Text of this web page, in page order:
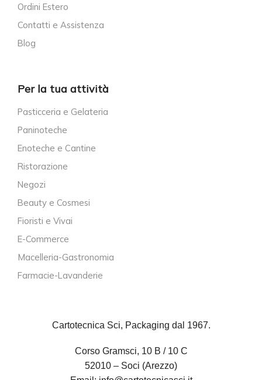
Ordini Estero
Contatti e Assistenza
Blog
Per la tua attività
Pasticceria e Gelateria
Paninoteche
Enoteche e Cantine
Ristorazione
Negozi
Beauty e Cosmesi
Fioristi e Vivai
E-Commerce
Macelleria-Gastronomia
Farmacie-Lavanderie
Cartotecnica Sci, Packaging dal 1967.
Corso Gramsci, 10 B / 10 C
52010 – Soci (Arezzo)